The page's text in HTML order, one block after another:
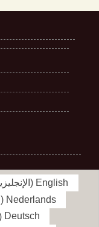
English
(
Nederlands
(
Deutsch